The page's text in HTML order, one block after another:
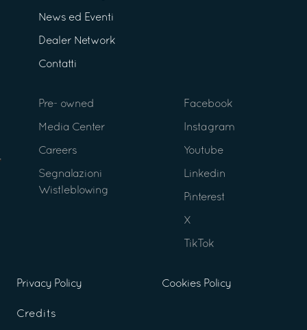
News ed Eventi
Dealer Network
Contatti
Pre- owned
Media Center
Careers
Segnalazioni
Wistleblowing
Facebook
Instagram
Youtube
Linkedin
Pinterest
X
TikTok
Privacy Policy Cookies Policy
Credits